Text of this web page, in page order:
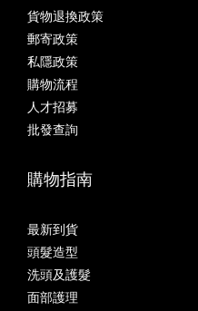
貨物退換政策
郵寄政策
私隱政策
購物流程
人才招募
批發查詢
購物指南
最新到貨
頭髮造型
洗頭及護髮
面部護理